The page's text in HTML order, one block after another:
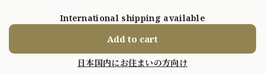
International shipping available
Add to cart
日本国内にお住まいの方向け